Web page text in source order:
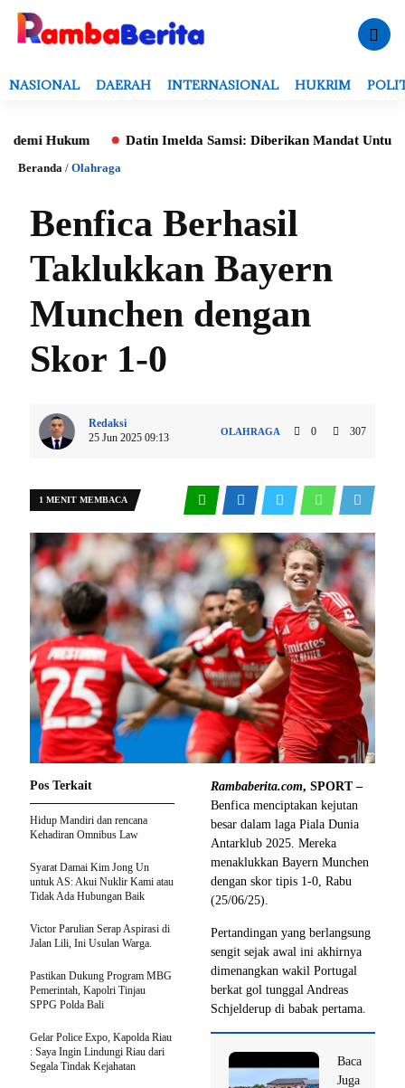
NASIONAL DAERAH INTERNASIONAL HUKRIM
Hukum Datin Imelda Samsi: Diberikan Mandat Untuk
Beranda / Olahraga
Benfica Berhasil
Taklukkan Bayern
Munchen dengan
Skor 1-0
Redaksi
25 Jun 2025 09:13
OLAHRAGA 0 307
1 MENIT MEMBACA
Rambaberita.com, SPORT –
Benfica menciptakan kejutan
besar dalam laga Piala Dunia
Antarklub 2025. Mereka
menaklukkan Bayern Munchen
dengan skor tipis 1-0, Rabu
(25/06/25).
Pertandingan yang berlangsung
sengit sejak awal ini akhirnya
dimenangkan wakil Portugal
berkat gol tunggal Andreas
Schjelderup di babak pertama.
Baca
Juga
Pos Terkait
Hidup Mandiri dan rencana
Kehadiran Omnibus Law
Syarat Damai Kim Jong Un
untuk AS: Akui Nuklir Kami atau
Tidak Ada Hubungan Baik
Victor Parulian Serap Aspirasi di
Jalan Lili, Ini Usulan Warga.
Pastikan Dukung Program MBG
Pemerintah, Kapolri Tinjau
SPPG Polda Bali
Gelar Police Expo, Kapolda Riau
: Saya Ingin Lindungi Riau dari
Segala Tindak Kejahatan